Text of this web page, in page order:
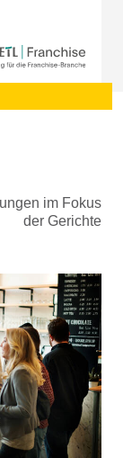
im Fokus
der Gerichte